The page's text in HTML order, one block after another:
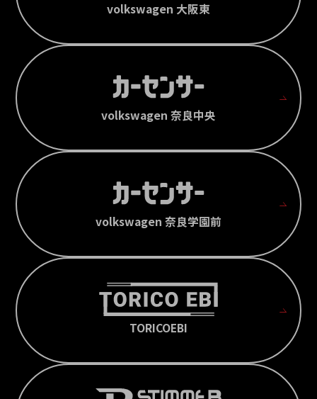
volkswagen 大阪東
volkswagen 奈良中央
volkswagen 奈良学園前
TORICOEBI